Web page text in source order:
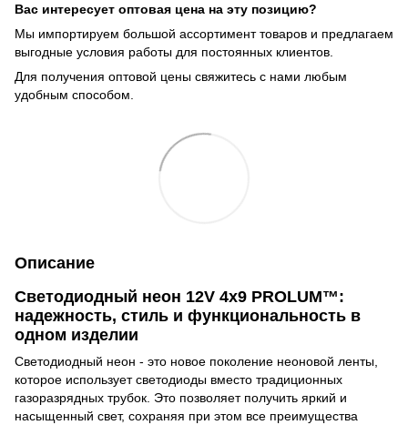
Вас интересует оптовая цена на эту позицию?
Мы импортируем большой ассортимент товаров и предлагаем
выгодные условия работы для постоянных клиентов.
Для получения оптовой цены свяжитесь с нами любым
удобным способом.
Описание
Светодиодный неон 12V 4x9 PROLUM™:
надежность, стиль и функциональность в
одном изделии
Светодиодный неон - это новое поколение неоновой ленты,
которое использует светодиоды вместо традиционных
газоразрядных трубок. Это позволяет получить яркий и
насыщенный свет, сохраняя при этом все преимущества